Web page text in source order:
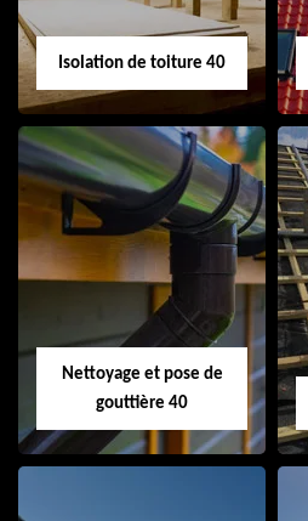
Isolation de toiture 40
Isolation de toiture
40
Nettoyage et pose de
gouttière 40